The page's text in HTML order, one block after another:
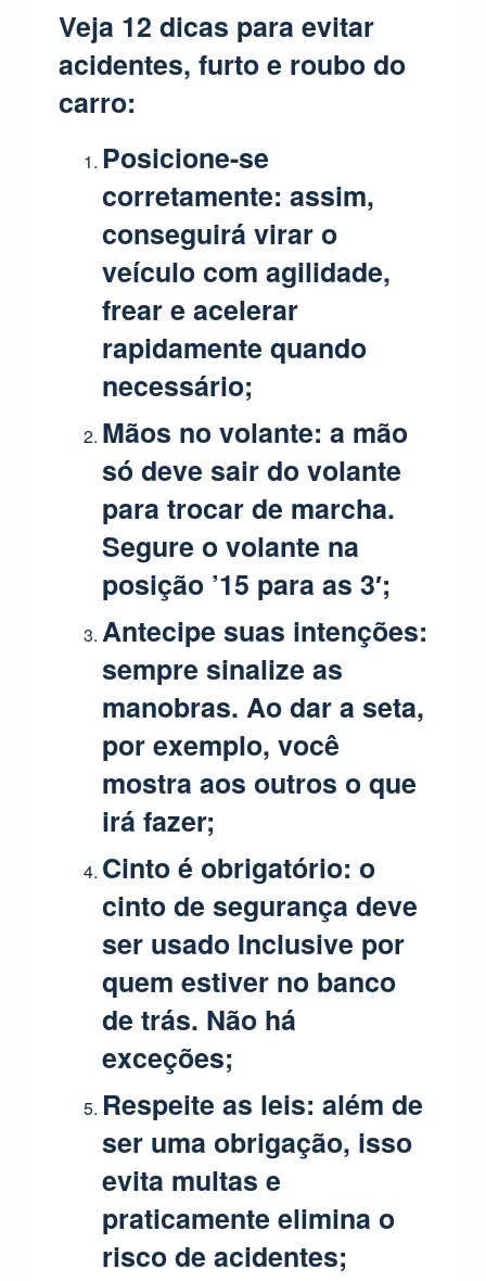
Veja 12 dicas para evitar
acidentes, furto e roubo do
carro:
Posicione-se
corretamente: assim,
conseguirá virar o
veículo com agilidade,
frear e acelerar
rapidamente quando
necessário;
Mãos no volante: a mão
só deve sair do volante
para trocar de marcha.
Segure o volante na
posição ’15 para as 3′;
Antecipe suas intenções:
sempre sinalize as
manobras. Ao dar a seta,
por exemplo, você
mostra aos outros o que
irá fazer;
Cinto é obrigatório: o
cinto de segurança deve
ser usado Inclusive por
quem estiver no banco
de trás. Não há
exceções;
Respeite as leis: além de
ser uma obrigação, isso
evita multas e
praticamente elimina o
risco de acidentes;